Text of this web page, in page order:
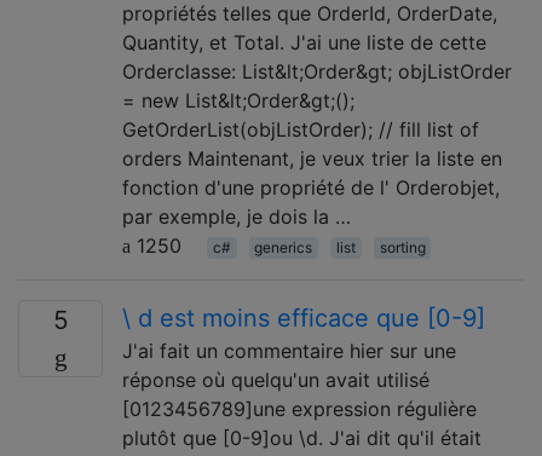
propriétés telles que OrderId, OrderDate,
Quantity, et Total. J'ai une liste de cette
Orderclasse: List&lt;Order&gt; objListOrder
= new List&lt;Order&gt;();
GetOrderList(objListOrder); // fill list of
orders Maintenant, je veux trier la liste en
fonction d'une propriété de l' Orderobjet,
par exemple, je dois la …
1250
c# generics list sorting
5 \ d est moins efficace que [0-9]
J'ai fait un commentaire hier sur une
réponse où quelqu'un avait utilisé
[0123456789]une expression régulière
plutôt que [0-9]ou \d. J'ai dit qu'il était